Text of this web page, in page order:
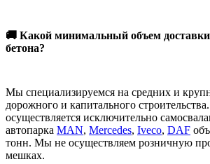
🚚 Какой минимальный объем доставки
бетона?
Мы специализируемся на средних и
дорожного и капитального
осуществляется исключительно
автопарка MAN, Mercedes, Iveco, DAF
тонн. Мы не осуществляем розничную
мешках.